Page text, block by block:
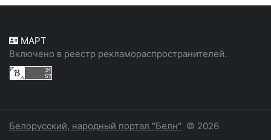
МАРТ
Включено в реестр рекламораспространителей.
Белорусский, народный портал "Белн" © 2026